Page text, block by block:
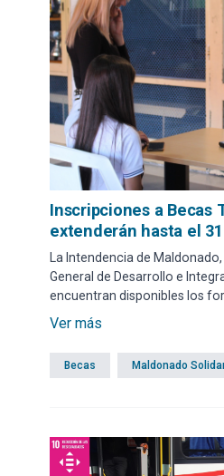
Inscripciones a Becas
extenderán hasta el
La Intendencia de
General de Desarrollo e
encuentran disponibles los
los aspirantes al Programa
habilitado hasta el 31 de
Ver más
Becas Maldonado